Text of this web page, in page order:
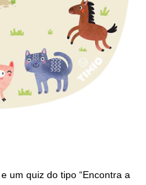
um quiz do tipo “Encontra a